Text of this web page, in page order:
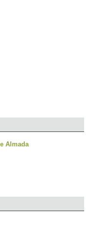
Almada